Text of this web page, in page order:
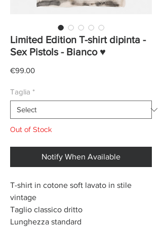
Limited Edition T-shirt dipinta -
Sex Pistols - Bianco ♥
€99.00Price
Taglia *
Out of Stock
Notify When Available
T-shirt in cotone soft lavato in stile
vintage
Taglio classico dritto
Lunghezza standard